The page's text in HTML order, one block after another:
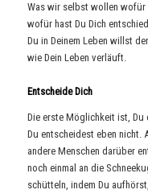
Was wir selbst wollen wofür
wofür hast Du Dich
Du in Deinem Leben willst
wie Dein Leben verläuft.
Entscheide Dich
Die erste Möglichkeit ist, Du
Du entscheidest eben nicht.
andere Menschen darüber
noch einmal an die
schütteln, indem Du